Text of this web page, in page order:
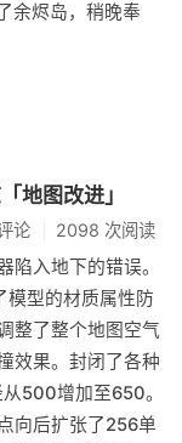
余烬岛，稍晚奉
地图改进」
论 2098 次阅读
陷入地下的错误。
模型的材质属性防
整了整个地图空气
效果。封闭了各种
500增加至650。
向后扩张了256单